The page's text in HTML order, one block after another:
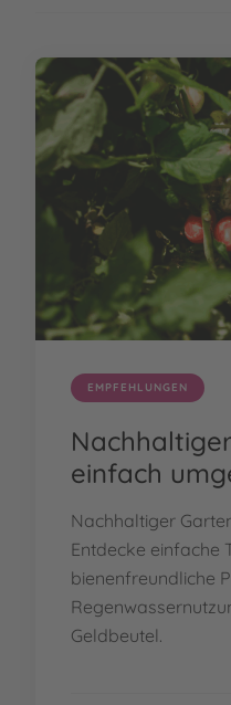
EMPFEHLUNGEN
einfach
Nachhaltiger
Entdecke einfache
bienenfreundliche
Geldbeutel.